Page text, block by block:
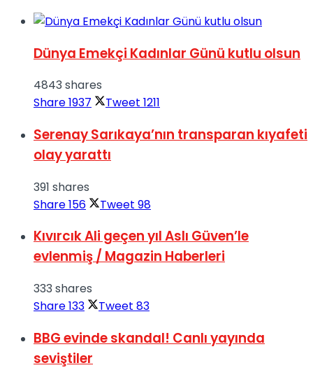
Dünya Emekçi Kadınlar Günü kutlu olsun
4843 shares
Share1937 Tweet 1211
Serenay Sarıkaya’nın transparan kıyafeti
olay yarattı
391 shares
Share156 Tweet 98
Kıvırcık Ali geçen yıl Aslı Güven’le
evlenmiş / Magazin Haberleri
333 shares
Share133 Tweet 83
BBG evinde skandal! Canlı yayında
seviştiler